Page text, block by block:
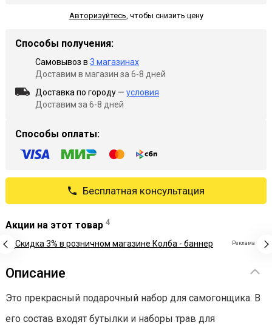
Авторизуйтесь чтобы снизить цену
Способы получения:
Самовывоз в 3 магазинах
Доставим в магазин за 6-8 дней
Доставка по городу — условия
Доставим за 6-8 дней
Способы оплаты:
Бесплатная консультация
Акции на этот товар 4
Реклама
Описание
Это прекрасный подарочный набор для самогонщика. В
его состав входят бутылки и наборы трав для